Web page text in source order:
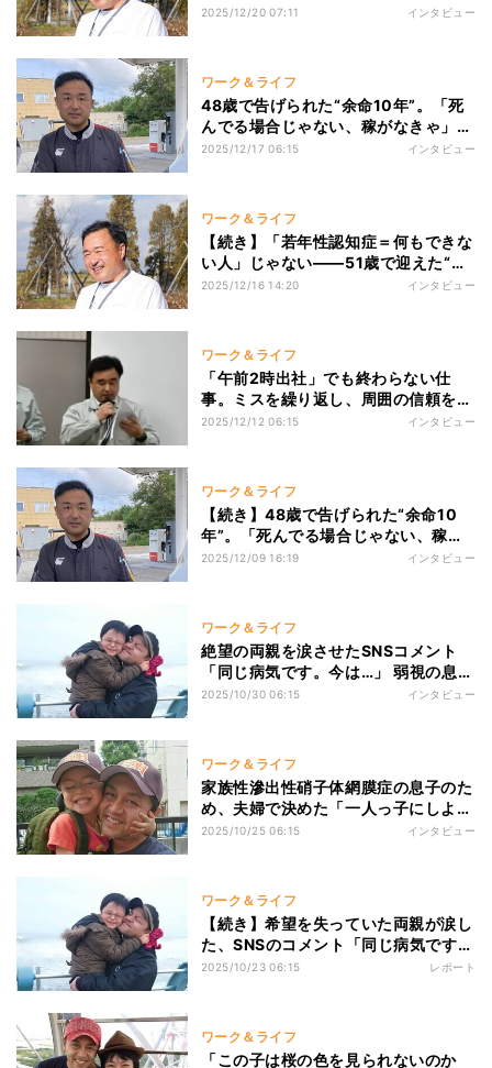
の“私の生きがい”
2025/12/20 07:11 インタビュー
ワーク＆ライフ
48歳で告げられた“余命10年”。「死
んでる場合じゃない、稼がなきゃ」若
年性認知症になった父の決断とその後
2025/12/17 06:15 インタビュー
ワーク＆ライフ
【続き】「若年性認知症＝何もできな
い人」じゃない——51歳で迎えた“希
望に満ちた再就職”
2025/12/16 14:20 インタビュー
ワーク＆ライフ
「午前2時出社」でも終わらない仕
事。ミスを繰り返し、周囲の信頼を失
った48歳の会社員——“若年性認知
2025/12/12 06:15 インタビュー
ワーク＆ライフ
【続き】48歳で告げられた“余命10
年”。「死んでる場合じゃない、稼が
なきゃ」若年性認知症になった父の決
2025/12/09 16:19 インタビュー
ワーク＆ライフ
絶望の両親を涙させたSNSコメント
「同じ病気です。今は…」 弱視の息子
がたどり着いた“僕の個性”と、家族の
2025/10/30 06:15 インタビュー
ワーク＆ライフ
家族性滲出性硝子体網膜症の息子のた
め、夫婦で決めた「一人っ子にしよ
う」…両目が見えないまま遊ぶ姿に、
2025/10/25 06:15 インタビュー
ワーク＆ライフ
【続き】希望を失っていた両親が涙し
た、SNSのコメント「同じ病気です。
今は…」 弱視の息子がたどり着いた
2025/10/23 06:15 レポート
ワーク＆ライフ
「この子は桜の色を見られないのか